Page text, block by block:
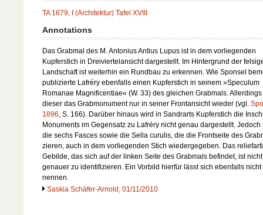
TA 1679, I (Architektur) Tafel XVIII
Annotations
Das Grabmal des M. Antonius Antius Lupus ist in dem vorliegenden
Kupferstich in Dreiviertelansicht dargestellt. Im Hintergrund der
Landschaft ist weiterhin ein Rundbau zu erkennen. Wie Sponsel
publizierte Lafréry ebenfalls einen Kupferstich in seinem »Speculum
Romanae Magnificentiae« (W. 33) des gleichen Grabmals.
dieser das Grabmonument nur in seiner Frontansicht wieder (vgl.
1896 , S. 166). Darüber hinaus wird in Sandrarts Kupferstich die
Monuments im Gegensatz zu Lafréry nicht genau dargestellt. Jedoch
die sechs Fasces sowie die Sella curulis, die die Frontseite des
zieren, auch in dem vorliegenden Stich wiedergegeben. Das
Gebilde, das sich auf der linken Seite des Grabmals befindet, ist nicht
genauer zu identifizieren. Ein Vorbild hierfür lässt sich ebenfalls nicht
nennen.
Saskia Schäfer-Arnold, 01/11/2010